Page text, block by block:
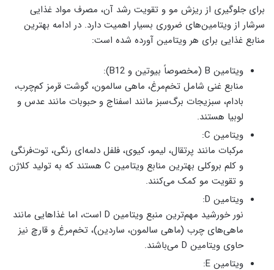
برای جلوگیری از ریزش مو و تقویت رشد آن، مصرف مواد غذایی
سرشار از ویتامین‌های ضروری بسیار اهمیت دارد. در ادامه بهترین
منابع غذایی برای هر ویتامین آورده شده است:
ویتامین B (مخصوصاً بیوتین و B12):
منابع غنی شامل تخم‌مرغ، ماهی سالمون، گوشت قرمز کم‌چرب،
بادام، سبزیجات برگ‌سبز مانند اسفناج و حبوبات مانند عدس و
لوبیا هستند.
ویتامین C:
مرکبات مانند پرتقال، لیمو، کیوی، فلفل دلمه‌ای رنگی، توت‌فرنگی
و کلم بروکلی بهترین منابع ویتامین C هستند که به تولید کلاژن
و تقویت مو کمک می‌کنند.
ویتامین D:
نور خورشید مهم‌ترین منبع ویتامین D است، اما غذاهایی مانند
ماهی‌های چرب (ماهی سالمون، ساردین)، تخم‌مرغ و قارچ نیز
حاوی ویتامین D می‌باشند.
ویتامین E: